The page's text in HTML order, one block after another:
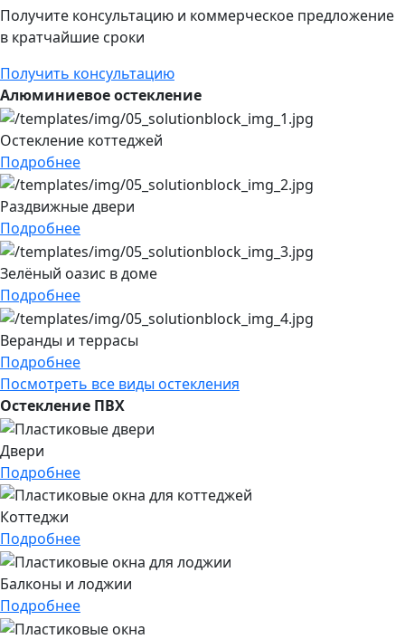
Получите консультацию и коммерческое предложение
в кратчайшие сроки
Получить консультацию
Алюминиевое остекление
Остекление коттеджей
Подробнее
Раздвижные двери
Подробнее
Зелёный оазис в доме
Подробнее
Веранды и террасы
Подробнее
Посмотреть все виды остекления
Остекление ПВХ
Двери
Подробнее
Коттеджи
Подробнее
Балконы и лоджии
Подробнее